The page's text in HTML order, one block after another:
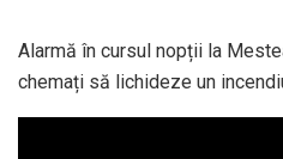
Alarmă în cursul nopții la
chemați să lichideze un